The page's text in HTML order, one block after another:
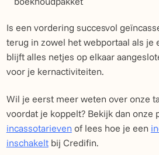
Is een vordering succesvol
terug in zowel het webportaal als je
blijft alles netjes op elkaar
voor je kernactiviteiten.
Wil je eerst meer weten over onze
voordat je koppelt? Bekijk dan onze
incassotarieven of lees hoe je een
inschakeltbij Credifin.